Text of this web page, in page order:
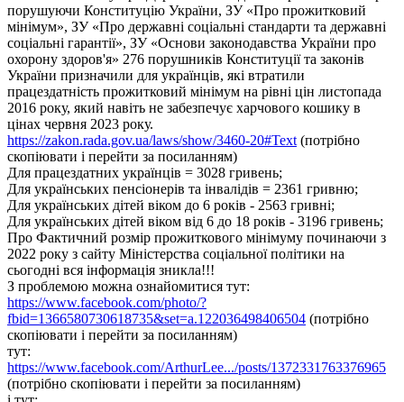
порушуючи Конституцію України, ЗУ «Про прожитковий
мінімум», ЗУ «Про державні соціальні стандарти та державні
соціальні гарантії», ЗУ «Основи законодавства України про
охорону здоров'я» 276 порушників Конституції та законів
України призначили для українців, які втратили
працездатність прожитковий мінімум на рівні цін листопада
2016 року, який навіть не забезпечує харчового кошику в
цінах червня 2023 року.
https://zakon.rada.gov.ua/laws/show/3460-20#Text(потрібно
скопіювати і перейти за посиланням)
Для працездатних українців = 3028 гривень;
Для українських пенсіонерів та інвалідів = 2361 гривню;
Для українських дітей віком до 6 років - 2563 гривні;
Для українських дітей віком від 6 до 18 років - 3196 гривень;
Про Фактичний розмір прожиткового мінімуму починаючи з
2022 року з сайту Міністерства соціальної політики на
сьогодні вся інформація зникла!!!
З проблемою можна ознайомитися тут:
https://www.facebook.com/photo/?
fbid=1366580730618735&set=a.122036498406504 (потрібно
скопіювати і перейти за посиланням)
тут:
https://www.facebook.com/ArthurLee.../posts/1372331763376965
(потрібно скопіювати і перейти за посиланням)